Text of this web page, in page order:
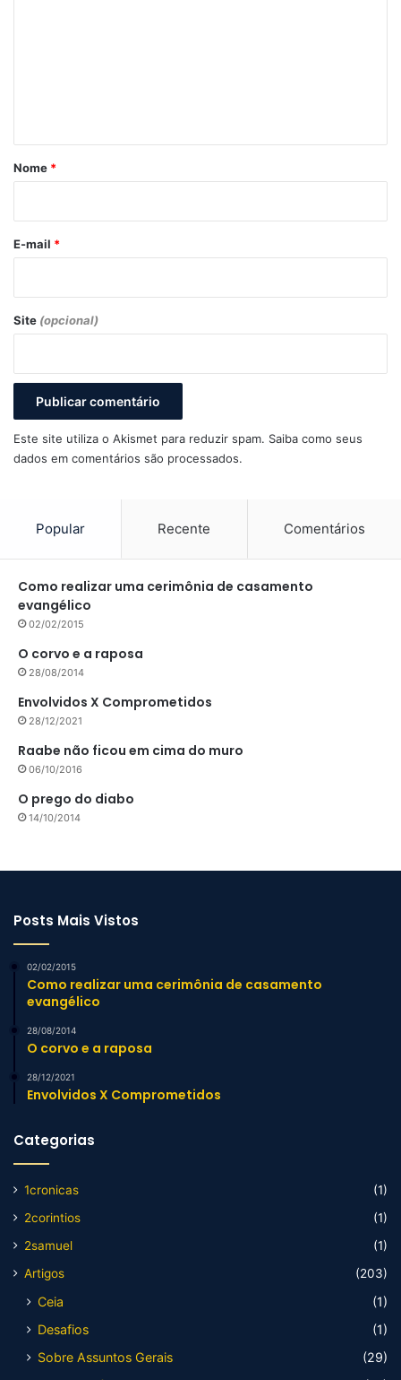
r
*
Nome *
E-mail *
Site (opcional)
Este site utiliza o Akismet para reduzir spam. Saiba como seus
dados em comentários são processados.
Popular Recente Comentários
Como realizar uma cerimônia de casamento
evangélico
02/02/2015
O corvo e a raposa
28/08/2014
Envolvidos X Comprometidos
28/12/2021
Raabe não ficou em cima do muro
06/10/2016
O prego do diabo
14/10/2014
Posts Mais Vistos
02/02/2015
Como realizar uma cerimônia de casamento
evangélico
28/08/2014
O corvo e a raposa
28/12/2021
Envolvidos X Comprometidos
Categorias
1cronicas
(1)
2corintios
(1)
2samuel
(1)
Artigos
(203)
Ceia
(1)
Desafios
(1)
Sobre Assuntos Gerais
(29)